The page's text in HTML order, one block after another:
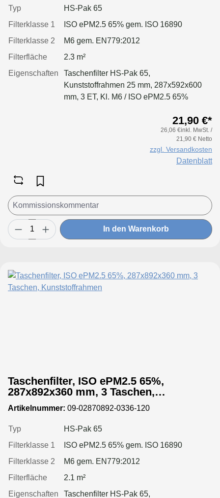
Typ
HS-Pak 65
Filterklasse 1
ISO ePM2.5 65% gem. ISO 16890
Filterklasse 2
M6 gem. EN779:2012
Filterfläche
2.3 m²
Eigenschaften
Taschenfilter HS-Pak 65,
Kunststoffrahmen 25 mm, 287x592x600
mm, 3 ET, Kl. M6 / ISO ePM2.5 65%
21,90 €*
26,06 €inkl. MwSt. /
21,90 € Netto
zzgl. Versandkosten
Datenblatt
In den Warenkorb
Taschenfilter, ISO ePM2.5 65%,
287x892x360 mm, 3 Taschen,
Kunststoffrahmen
Artikelnummer: 09-02870892-0336-120
Typ
HS-Pak 65
Filterklasse 1
ISO ePM2.5 65% gem. ISO 16890
Filterklasse 2
M6 gem. EN779:2012
Filterfläche
2.1 m²
Eigenschaften
Taschenfilter HS-Pak 65,